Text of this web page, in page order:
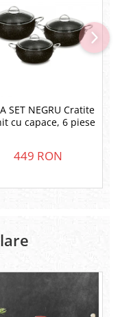
SET NEGRU Cratite
cu capace, 6 piese
449 RON